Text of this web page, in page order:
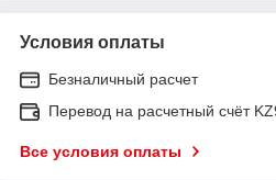
Условия оплаты
Безналичный расчет
Перевод на расчетный счёт
Все условия оплаты